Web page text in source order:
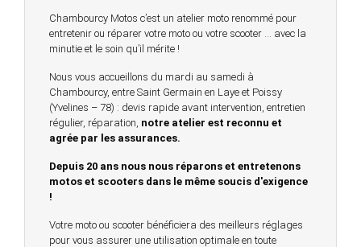
Chambourcy Motos c’est un atelier moto renommé pour
entretenir ou réparer votre moto ou votre scooter … avec la
minutie et le soin qu’il mérite !
Nous vous accueillons du mardi au samedi à
Chambourcy, entre Saint Germain en Laye et Poissy
(Yvelines – 78) : devis rapide avant intervention, entretien
régulier, réparation, notre atelier est reconnu et
agrée par les assurances.
Depuis 20 ans nous nous réparons et entretenons
motos et scooters dans le même soucis d'exigence
!
Votre moto ou scooter bénéficiera des meilleurs réglages
pour vous assurer une utilisation optimale en toute